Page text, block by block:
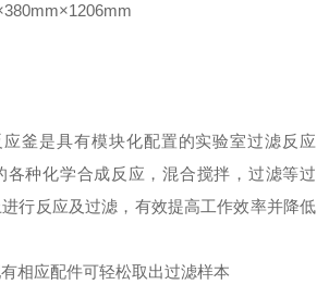
釜是具有模块化配置的实验室过滤反应
各种化学合成反应，混合搅拌，过滤等过
行反应及过滤，有效提高工作效率并降低
相应配件可轻松取出过滤样本